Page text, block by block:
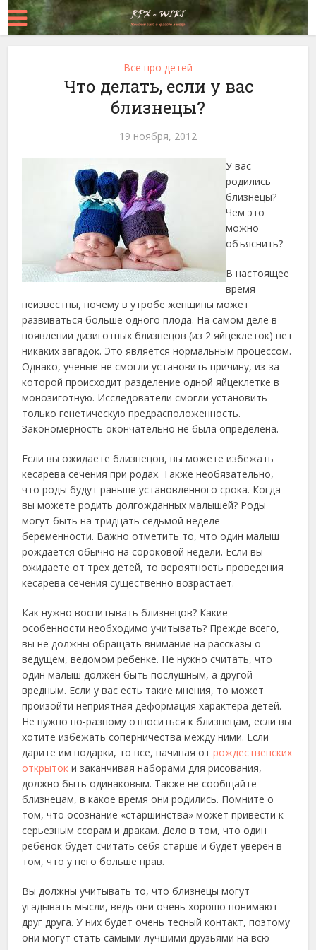
Все про детей
Что делать, если у вас
близнецы?
19 ноября, 2012
У вас
родились
близнецы?
Чем это
можно
объяснить?
В настоящее
время
неизвестны, почему в утробе женщины может
развиваться больше одного плода. На самом деле в
появлении дизиготных близнецов (из 2 яйцеклеток) нет
никаких загадок. Это является нормальным процессом.
Однако, ученые не смогли установить причину, из-за
которой происходит разделение одной яйцеклетке в
монозиготную. Исследователи смогли установить
только генетическую предрасположенность.
Закономерность окончательно не была определена.
Если вы ожидаете близнецов, вы можете избежать
кесарева сечения при родах. Также необязательно,
что роды будут раньше установленного срока. Когда
вы можете родить долгожданных малышей? Роды
могут быть на тридцать седьмой неделе
беременности. Важно отметить то, что один малыш
рождается обычно на сороковой недели. Если вы
ожидаете от трех детей, то вероятность проведения
кесарева сечения существенно возрастает.
Как нужно воспитывать близнецов? Какие
особенности необходимо учитывать? Прежде всего,
вы не должны обращать внимание на рассказы о
ведущем, ведомом ребенке. Не нужно считать, что
один малыш должен быть послушным, а другой –
вредным. Если у вас есть такие мнения, то может
произойти неприятная деформация характера детей.
Не нужно по-разному относиться к близнецам, если вы
хотите избежать соперничества между ними. Если
дарите им подарки, то все, начиная отрождественских
открыток и заканчивая наборами для рисования,
должно быть одинаковым. Также не сообщайте
близнецам, в какое время они родились. Помните о
том, что осознание «старшинства» может привести к
серьезным ссорам и дракам. Дело в том, что один
ребенок будет считать себя старше и будет уверен в
том, что у него больше прав.
Вы должны учитывать то, что близнецы могут
угадывать мысли, ведь они очень хорошо понимают
друг друга. У них будет очень тесный контакт, поэтому
они могут стать самыми лучшими друзьями на всю